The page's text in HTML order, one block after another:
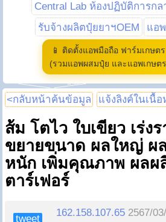
Central Lab ห้องปฏิบัติการกล
รับจ้างผลิตปุ๋ยยาฯOEM
แอ
📱 ติดตั้งแอพมือถือ ฟาร์มเกษต
(รวมแอพผสมปุ๋ย และแอพเกษต
<กลับหน้าค้นข้อมูล แจ้งลิงค์ในเนื้อ
ส้ม โตไว ใบเขียว เร่ง
ขยายขนาด ผลใหญ่ ผ
หนัก เพิ่มคุณภาพ ผลผ
ตาร์เฟอร์
tweet
162.158.107.65 2567/